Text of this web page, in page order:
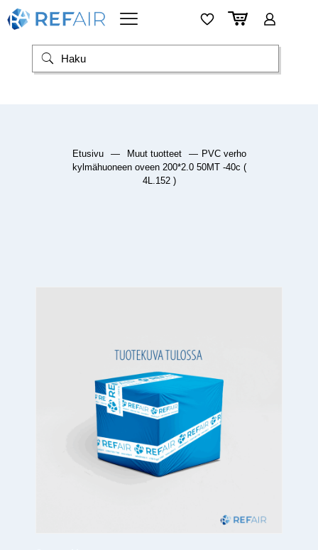
Etusivu — Muut tuotteet — PVC verho
kylmähuoneen oveen 200*2.0 50MT -40c (
4L.152 )